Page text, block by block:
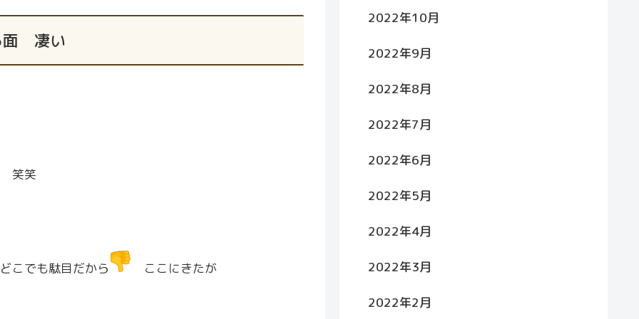
面 凄い
笑笑
でも駄目だから ここにきたが
2022年10月
2022年9月
2022年8月
2022年7月
2022年6月
2022年5月
2022年4月
2022年3月
2022年2月